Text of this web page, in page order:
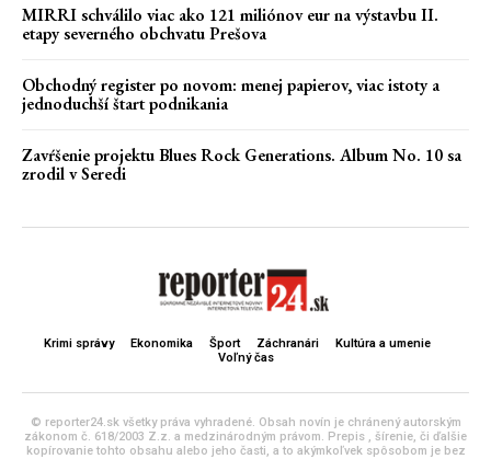
MIRRI schválilo viac ako 121 miliónov eur na výstavbu II.
etapy severného obchvatu Prešova
Obchodný register po novom: menej papierov, viac istoty a
jednoduchší štart podnikania
Zavŕšenie projektu Blues Rock Generations. Album No. 10 sa
zrodil v Seredi
Krimi správy Ekonomika Šport Záchranári
Kultúra a umenie
Voľný čas
© reporter24.sk všetky práva vyhradené. Obsah novín je chránený autorským
zákonom č. 618/2003 Z.z. a medzinárodným právom. Prepis , šírenie, či ďalšie
kopírovanie tohto obsahu alebo jeho časti, a to akýmkoľvek spôsobom je bez